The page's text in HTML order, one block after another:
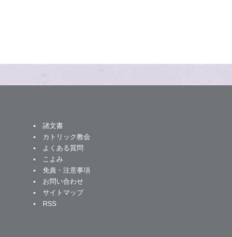
諸文書
カトリック教会
よくある質問
こよみ
免責・注意事項
お問い合わせ
サイトマップ
RSS